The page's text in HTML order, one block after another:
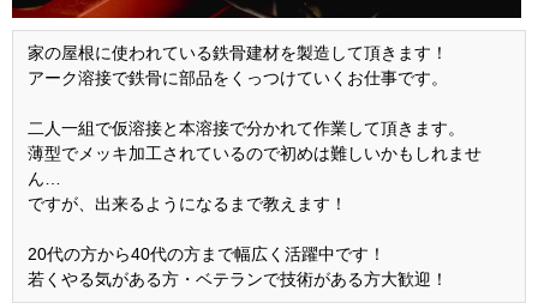
家の屋根に使われている鉄骨建材を製造して頂きます！
アーク溶接で鉄骨に部品をくっつけていくお仕事です。
二人一組で仮溶接と本溶接で分かれて作業して頂きます。
薄型でメッキ加工されているので初めは難しいかもしれませ
ん…
ですが、出来るようになるまで教えます！
20代の方から40代の方まで幅広く活躍中です！
若くやる気がある方・ベテランで技術がある方大歓迎！